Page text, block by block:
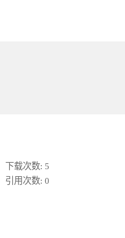
下载次数: 5
引用次数: 0